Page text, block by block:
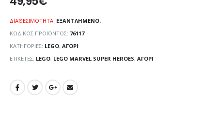
ΔΙΑΘΕΣΙΜΌΤΗΤΑ: ΕΞΑΝΤΛΗΜΈΝΟ.
ΚΩΔΙΚΌΣ ΠΡΟΪΌΝΤΟΣ: 76117
ΚΑΤΗΓΟΡΊΕΣ: LEGO, ΑΓΌΡΙ
ΕΤΙΚΈΤΕΣ: LEGO, LEGO MARVEL SUPER HEROES, ΑΓΌΡΙ